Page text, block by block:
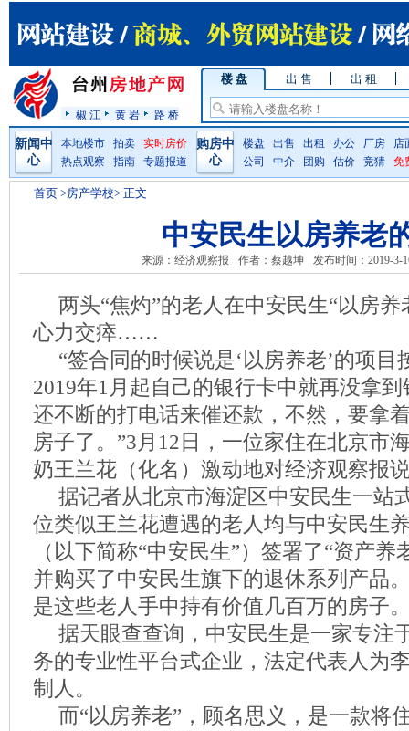
椒 江 黄 岩 路 桥
楼 盘 出 售 出 租
新闻中
心
本地楼市 拍卖
实时房价
热点观察
指南 专题报道
购房中
心
楼盘 出售 出租 办公 厂房
店
公司
中介 团购 估价 竞猜 免
首页 >房产学校> 正文
中安民生以房养老
来源：经济观察报 作者：蔡越坤 发布时间：2019-3-
两头“焦灼”的老人在中安民生“以房
心力交瘁……
“签合同的时候说是‘以房养老’的项
2019年1月起自己的银行卡中就再没拿
还不断的打电话来催还款，不然，要拿
房子了。”3月12日，一位家住在北京市
奶王兰花（化名）激动地对经济观察报
据记者从北京市海淀区中安民生一站
位类似王兰花遭遇的老人均与中安民生
（以下简称“中安民生”）签署了“资产养
并购买了中安民生旗下的退休系列产品
是这些老人手中持有价值几百万的房子
据天眼查查询，中安民生是一家专注
务的专业性平台式企业，法定代表人为
制人。
而“以房养老”，顾名思义，是一款将